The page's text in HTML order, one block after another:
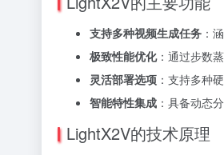
支持多种视频生成任务 ：
极致性能优化：通过步数
灵活部署选项 ：支持多种
智能特性集成 ：具备动态
LightX2V的技术原理